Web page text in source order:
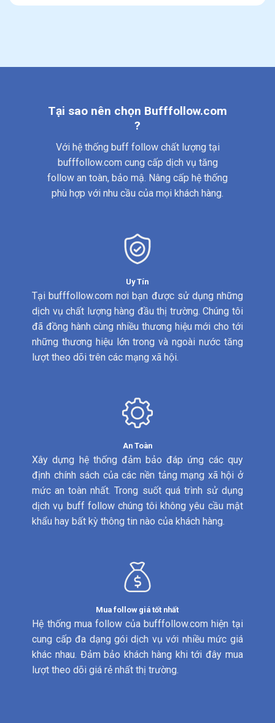
Tại sao nên chọn Bufffollow.com
?
Với hệ thống buff follow chất lượng tại
bufffollow.com cung cấp dịch vụ tăng
follow an toàn, bảo mậ. Nâng cấp hệ thống
phù hợp với nhu cầu của mọi khách hàng.
Uy Tín
Tại bufffollow.com nơi bạn được sử dụng những
dịch vụ chất lượng hàng đầu thị trường. Chúng tôi
đã đồng hành cùng nhiều thương hiệu mới cho tới
những thương hiệu lớn trong và ngoài nước tăng
lượt theo dõi trên các mạng xã hội.
An Toàn
Xây dựng hệ thống đảm bảo đáp ứng các quy
định chính sách của các nền tảng mạng xã hội ở
mức an toàn nhất. Trong suốt quá trình sử dụng
dịch vụ buff follow chúng tôi không yêu cầu mật
khẩu hay bất kỳ thông tin nào của khách hàng.
Mua follow giá tốt nhất
Hệ thống mua follow của bufffollow.com hiện tại
cung cấp đa dạng gói dịch vụ với nhiều mức giá
khác nhau. Đảm bảo khách hàng khi tới đây mua
lượt theo dõi giá rẻ nhất thị trường.